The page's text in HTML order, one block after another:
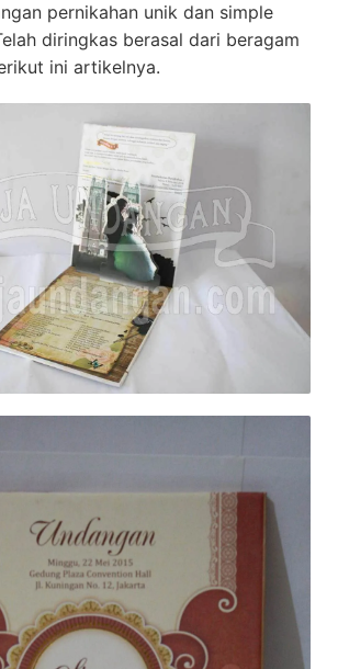
pernikahan unik dan simple
diringkas berasal dari beragam
ini artikelnya.